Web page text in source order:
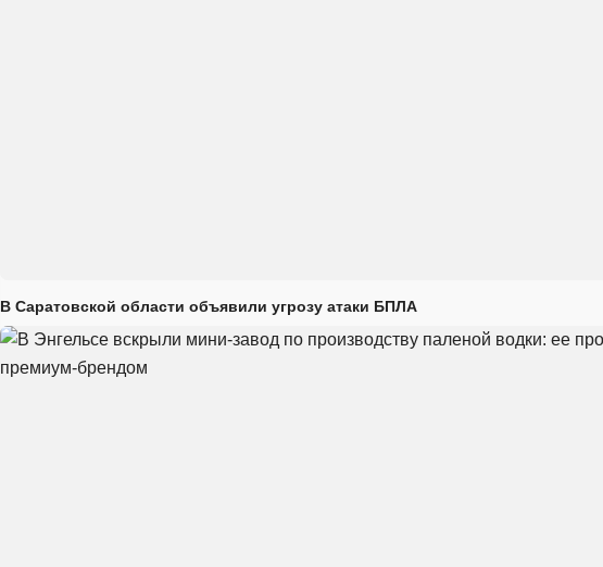
В Саратовской области объявили угрозу атаки БПЛА